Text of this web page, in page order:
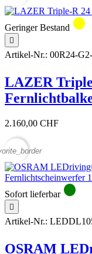
Geringer Bestand circle

Artikel-Nr.: 00R24-
LAZER
2.160,00 CHF
Sofort lieferbar circle

Artikel-Nr.:
OSRAM